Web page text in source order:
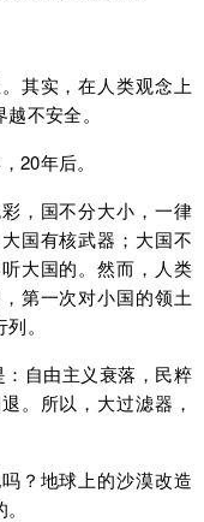
其实，在人类观念上
不安全。
20年后。
，国不分大小，一律
国有核武器；大国不
大国的。然而，人类
第一次对小国的领土
。
自由主义衰落，民粹
。所以，大过滤器，
？地球上的沙漠改造